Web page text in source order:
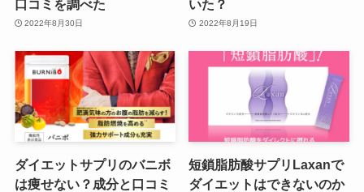
口コミを調べた
2022年8月30日
いた？
2022年8月19日
ダイエットサプリのバニボ
は痩せない？成分と口コミ
短鎖脂肪酸サプリLaxanで
ダイエットはできないのか